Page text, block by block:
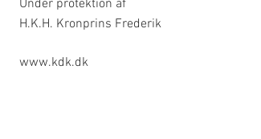
Under protektion af
H.K.H. Kronprins Frederik
www.kdk.dk